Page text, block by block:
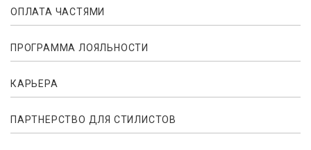
ОПЛАТА ЧАСТЯМИ
ПРОГРАММА ЛОЯЛЬНОСТИ
КАРЬЕРА
ПАРТНЕРСТВО ДЛЯ СТИЛИСТОВ